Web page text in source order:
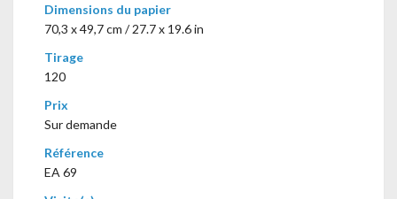
Dimensions du papier
70,3 x 49,7 cm / 27.7 x 19.6 in
Tirage
120
Prix
Sur demande
Référence
EA 69